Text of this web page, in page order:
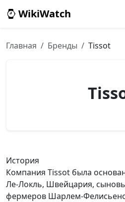
WikiWatch
Главная Бренды Tissot
История
Компания Tissot была
Ле-Локль, Швейцария,
фермеров Шарлем-